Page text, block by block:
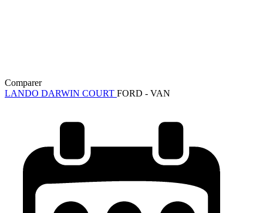
Comparer
LANDO DARWIN COURT FORD - VAN